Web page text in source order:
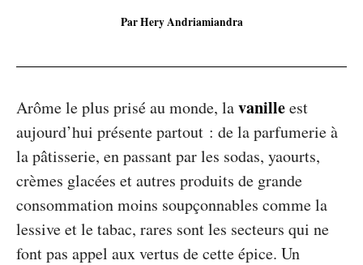
Par Hery Andriamiandra
Arôme le plus prisé au monde, lavanilleest
aujourd’hui présente partout : de la parfumerie à
la pâtisserie, en passant par les sodas, yaourts,
crèmes glacées et autres produits de grande
consommation moins soupçonnables comme la
lessive et le tabac, rares sont les secteurs qui ne
font pas appel aux vertus de cette épice. Un